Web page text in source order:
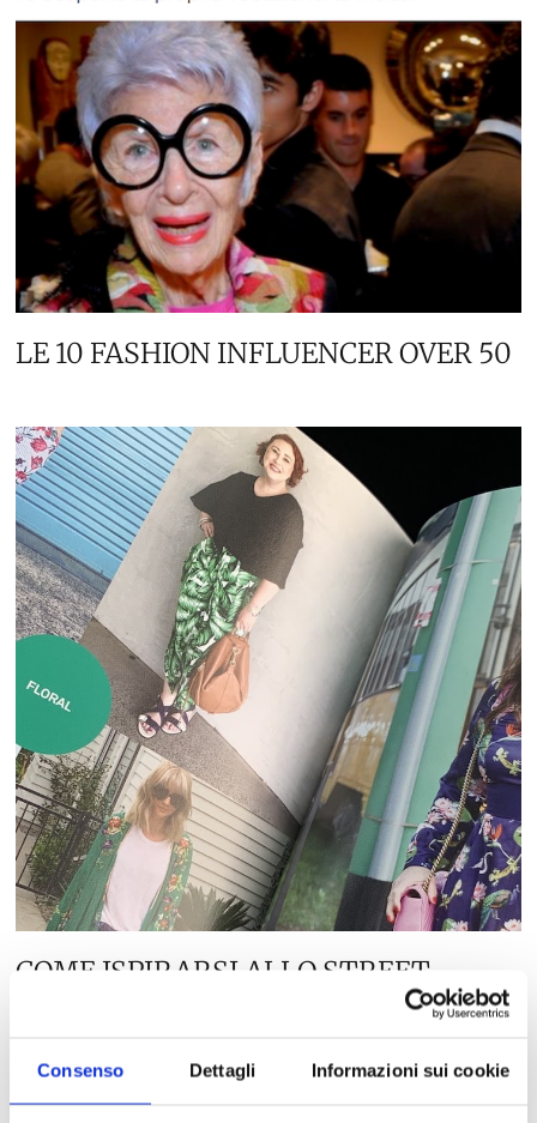
Consenso Dettagli Informazioni sui cookie
LE 10 FASHION INFLUENCER OVER 50
COME ISPIRARSI ALLO STREET
STYLE PER CREARE IL PROPRIO STILE